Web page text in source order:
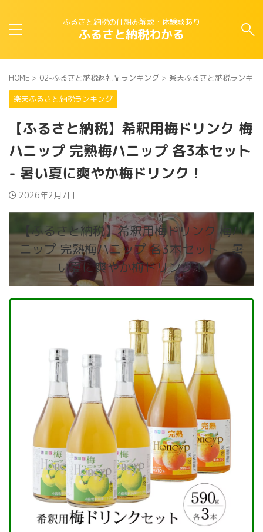
ふるさと納税の仕組み解説・体験談あり
ふるさと納税わかる
HOME > 02-ふるさと納税返礼品ランキング > 楽天ふるさと納税ランキン
楽天ふるさと納税ランキング
【ふるさと納税】希釈用梅ドリンク 梅
ハニップ 完熟梅ハニップ 各3本セット
- 暑い夏に爽やか梅ドリンク！
2026年2月7日
【ふるさと納税】希釈用梅ドリンク 梅ハ
ニップ 完熟梅ハニップ 各3本セット - 暑
い夏に爽やか梅ドリンク！